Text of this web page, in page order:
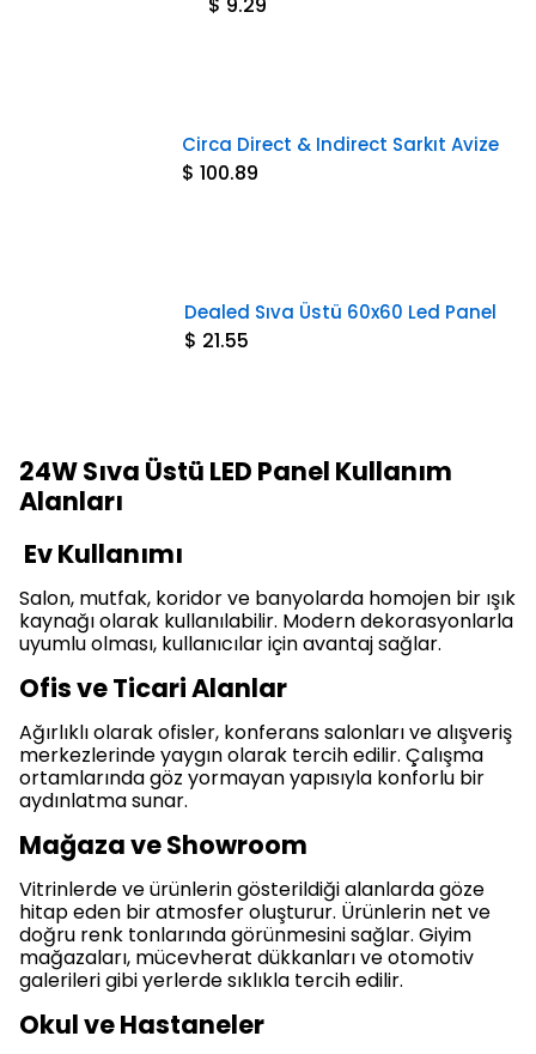
Circa Direct & Indirect Sarkıt Avize
$ 100.89
Dealed Sıva Üstü 60x60 Led Panel
$ 21.55
24W Sıva Üstü LED Panel Kullanım
Alanları
Ev Kullanımı
Salon, mutfak, koridor ve banyolarda homojen bir ışık
kaynağı olarak kullanılabilir. Modern dekorasyonlarla
uyumlu olması, kullanıcılar için avantaj sağlar.
Ofis ve Ticari Alanlar
Ağırlıklı olarak ofisler, konferans salonları ve alışveriş
merkezlerinde yaygın olarak tercih edilir. Çalışma
ortamlarında göz yormayan yapısıyla konforlu bir
aydınlatma sunar.
Mağaza ve Showroom
Vitrinlerde ve ürünlerin gösterildiği alanlarda göze
hitap eden bir atmosfer oluşturur. Ürünlerin net ve
doğru renk tonlarında görünmesini sağlar. Giyim
mağazaları, mücevherat dükkanları ve otomotiv
galerileri gibi yerlerde sıklıkla tercih edilir.
Okul ve Hastaneler